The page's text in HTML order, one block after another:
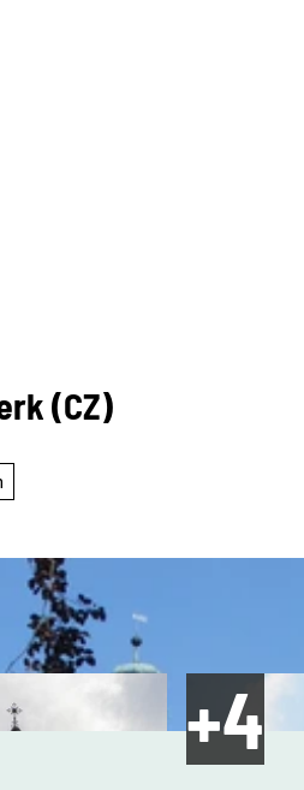
(CZ)